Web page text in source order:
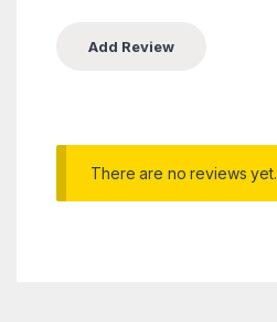
There are no reviews yet.